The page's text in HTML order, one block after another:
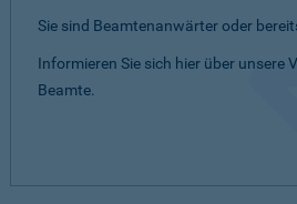
Sie sind Beamtenanwärter oder
Informieren Sie sich hier über unsere
Beamte.